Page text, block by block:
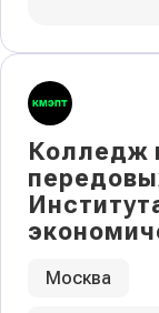
Колледж
Москва